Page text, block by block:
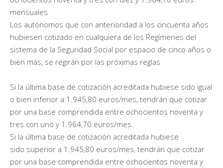
mensuales
Los autónomos que con anterioridad a los cincuenta años
hubiesen cotizado en cualquiera de los Regímenes del
sistema de la Seguridad Social por espacio de cinco años o
bien más, se regirán por las próximas reglas
Si la última base de cotización acreditada hubiese sido igual
o bien inferior a 1.945,80 euros/mes, tendrán que cotizar
por una base comprendida entre ochocientos noventa y
tres con uno y 1.964,70 euros/mes.
Si la última base de cotización acreditada hubiese
sido superior a 1.945,80 euros/mes, tendrán que cotizar
por una base comprendida entre ochocientos noventa y